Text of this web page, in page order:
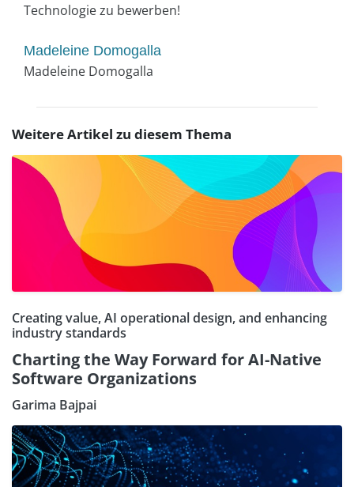
Technologie zu bewerben!
Madeleine Domogalla
Madeleine Domogalla
Weitere Artikel zu diesem Thema
Creating value, AI operational design, and enhancing
industry standards
Charting the Way Forward for AI-Native
Software Organizations
Garima Bajpai